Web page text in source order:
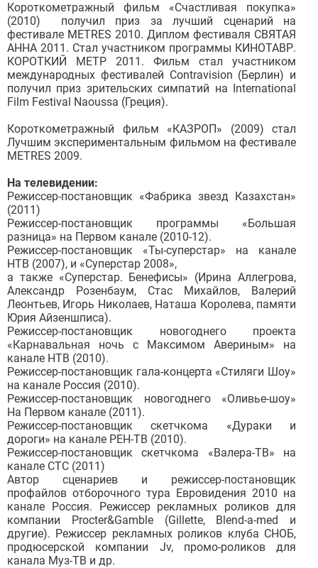
Короткометражный фильм «Счастливая покупка»
(2010) получил приз за лучший сценарий на
фестивале METRES 2010. Диплом фестиваля СВЯТАЯ
АННА 2011. Стал участником программы КИНОТАВР.
КОРОТКИЙ МЕТР 2011. Фильм стал участником
международных фестивалей Contravision (Берлин) и
получил приз зрительских симпатий на International
Film Festival Naoussa (Греция).
Короткометражный фильм «КАЗРОП» (2009) стал
Лучшим экспериментальным фильмом на фестивале
METRES 2009.
На телевидении:
Режиссер-постановщик «Фабрика звезд Казахстан»
(2011)
Режиссер-постановщик программы «Большая
разница» на Первом канале (2010-12).
Режиссер-постановщик «Ты-суперстар» на канале
НТВ (2007), и «Суперстар 2008»,
а также «Суперстар. Бенефисы» (Ирина Аллегрова,
Александр Розенбаум, Стас Михайлов, Валерий
Леонтьев, Игорь Николаев, Наташа Королева, памяти
Юрия Айзеншписа).
Режиссер-постановщик новогоднего проекта
«Карнавальная ночь с Максимом Авериным» на
канале НТВ (2010).
Режиссер-постановщик гала-концерта «Стиляги Шоу»
на канале Россия (2010).
Режиссер-постановщик новогоднего «Оливье-шоу»
На Первом канале (2011).
Режиссер-постановщик скетчкома «Дураки и
дороги» на канале РЕН-ТВ (2010).
Режиссер-постановщик скетчкома «Валера-ТВ» на
канале СТС (2011)
Автор сценариев и режиссер-постановщик
профайлов отборочного тура Евровидения 2010 на
канале Россия. Режиссер рекламных роликов для
компании Procter&Gamble (Gillette, Blend-a-med и
другие). Режиссер рекламных роликов клуба СНОБ,
продюсерской компании Jv, промо-роликов для
канала Муз-ТВ и др.